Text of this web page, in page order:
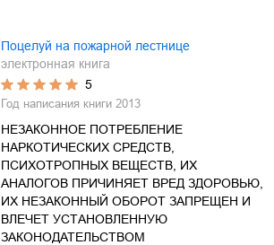
Поцелуй на пожарной лестнице
электронная книга
5
Год написания книги 2013
НЕЗАКОННОЕ ПОТРЕБЛЕНИЕ
НАРКОТИЧЕСКИХ СРЕДСТВ,
ПСИХОТРОПНЫХ ВЕЩЕСТВ, ИХ
АНАЛОГОВ ПРИЧИНЯЕТ ВРЕД ЗДОРОВЬЮ,
ИХ НЕЗАКОННЫЙ ОБОРОТ ЗАПРЕЩЕН И
ВЛЕЧЕТ УСТАНОВЛЕННУЮ
ЗАКОНОДАТЕЛЬСТВОМ